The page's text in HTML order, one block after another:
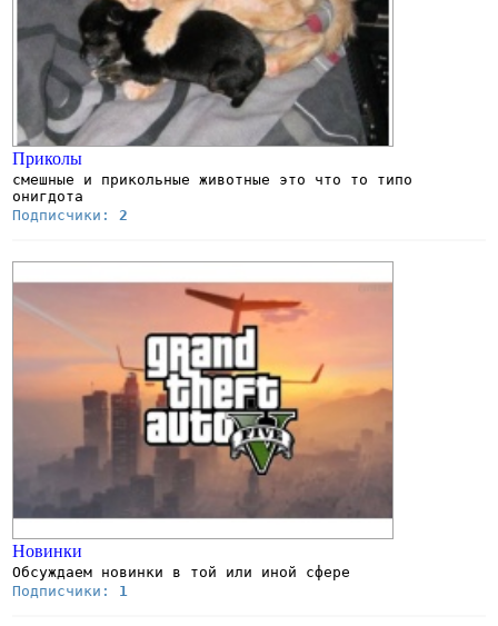
Приколы
смешные и прикольные животные это что то типо
онигдота
Подписчики: 2
Новинки
Обсуждаем новинки в той или иной сфере
Подписчики: 1